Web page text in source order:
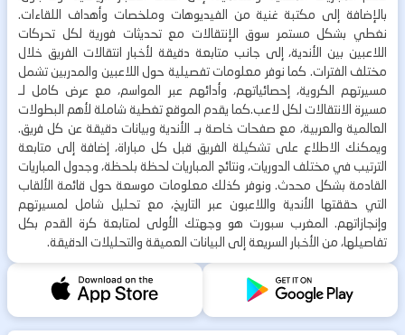
بالإضافة إلى مكتبة غنية من الفيديوهات وملخصات وأهداف اللقاءات.
نغطي بشكل مستمر سوق الإنتقالات مع تحديثات فورية لكل تحركات
اللاعبين بين الأندية، إلى جانب متابعة دقيقة لأخبار انتقالات الفريق خلال
مختلف الفترات. كما نوفر معلومات تفصيلية حول اللاعبين والمدربين تشمل
مسيرتهم الكروية، إحصائياتهم، وأدائهم عبر المواسم، مع عرض كامل لـ
مسيرة الانتقالات لكل لاعب.كما يقدم الموقع تغطية شاملة لأهم البطولات
العالمية والعربية، مع صفحات خاصة بـ الأندية وبيانات دقيقة عن كل فريق.
ويمكنك الاطلاع على تشكيلة الفريق قبل كل مباراة، إضافة إلى متابعة
الترتيب في مختلف الدوريات، ونتائج المباريات لحظة بلحظة، وجدول المباريات
القادمة بشكل محدث. ونوفر كذلك معلومات موسعة حول قائمة الألقاب
التي حققتها الأندية واللاعبون عبر التاريخ، مع تحليل شامل لمسيرتهم
وإنجازاتهم. المغرب سبورت هو وجهتك الأولى لمتابعة كرة القدم بكل
تفاصيلها، من الأخبار السريعة إلى البيانات العميقة والتحليلات الدقيقة.